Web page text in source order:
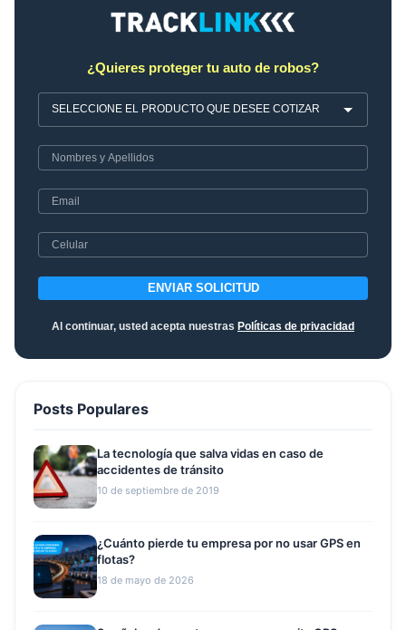
¿Quieres proteger tu auto de robos?
ENVIAR SOLICITUD
Al continuar, usted acepta nuestras Políticas de privacidad
Posts Populares
La tecnología que salva vidas en caso de
accidentes de tránsito
10 de septiembre de 2019
¿Cuánto pierde tu empresa por no usar GPS en
flotas?
18 de mayo de 2026